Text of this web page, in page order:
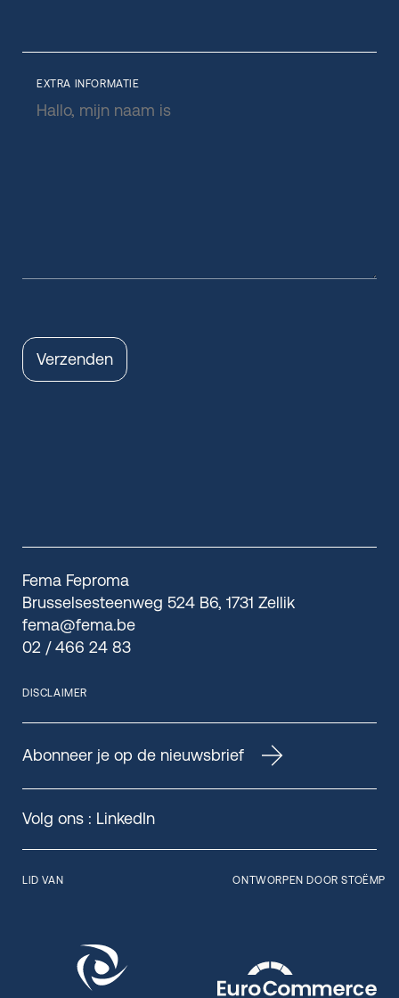
EXTRA INFORMATIE
Verzenden
Fema Feproma
Brusselsesteenweg 524 B6, 1731 Zellik
fema@fema.be
02 / 466 24 83
DISCLAIMER
Abonneer je op de nieuwsbrief
Volg ons : LinkedIn
LID VAN ONTWORPEN DOOR STOËMP